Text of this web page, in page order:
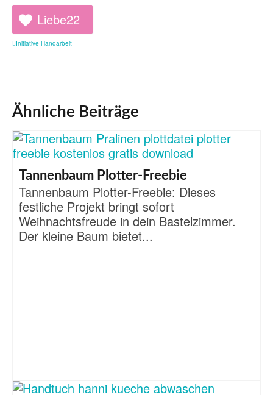
Liebe22
Initiative Handarbeit
Ähnliche Beiträge
Tannenbaum Plotter-Freebie
Tannenbaum Plotter-Freebie: Dieses
festliche Projekt bringt sofort
Weihnachtsfreude in dein Bastelzimmer.
Der kleine Baum bietet...